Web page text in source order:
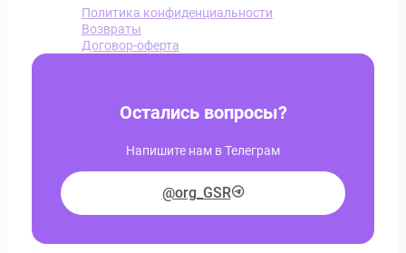
Политика конфиденциальности
Возвраты
Договор-оферта
Остались вопросы?
Напишите нам в Телеграм
@org_GSR